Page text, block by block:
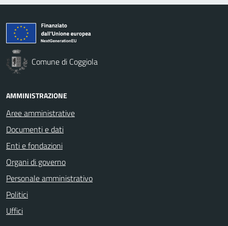
Comune di Coggiola
AMMINISTRAZIONE
Aree amministrative
Documenti e dati
Enti e fondazioni
Organi di governo
Personale amministrativo
Politici
Uffici